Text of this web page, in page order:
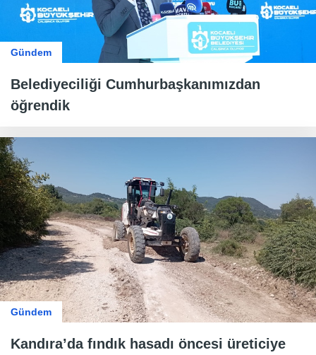
Gündem
Belediyeciliği Cumhurbaşkanımızdan
öğrendik
Gündem
Kandıra’da fındık hasadı öncesi üreticiye